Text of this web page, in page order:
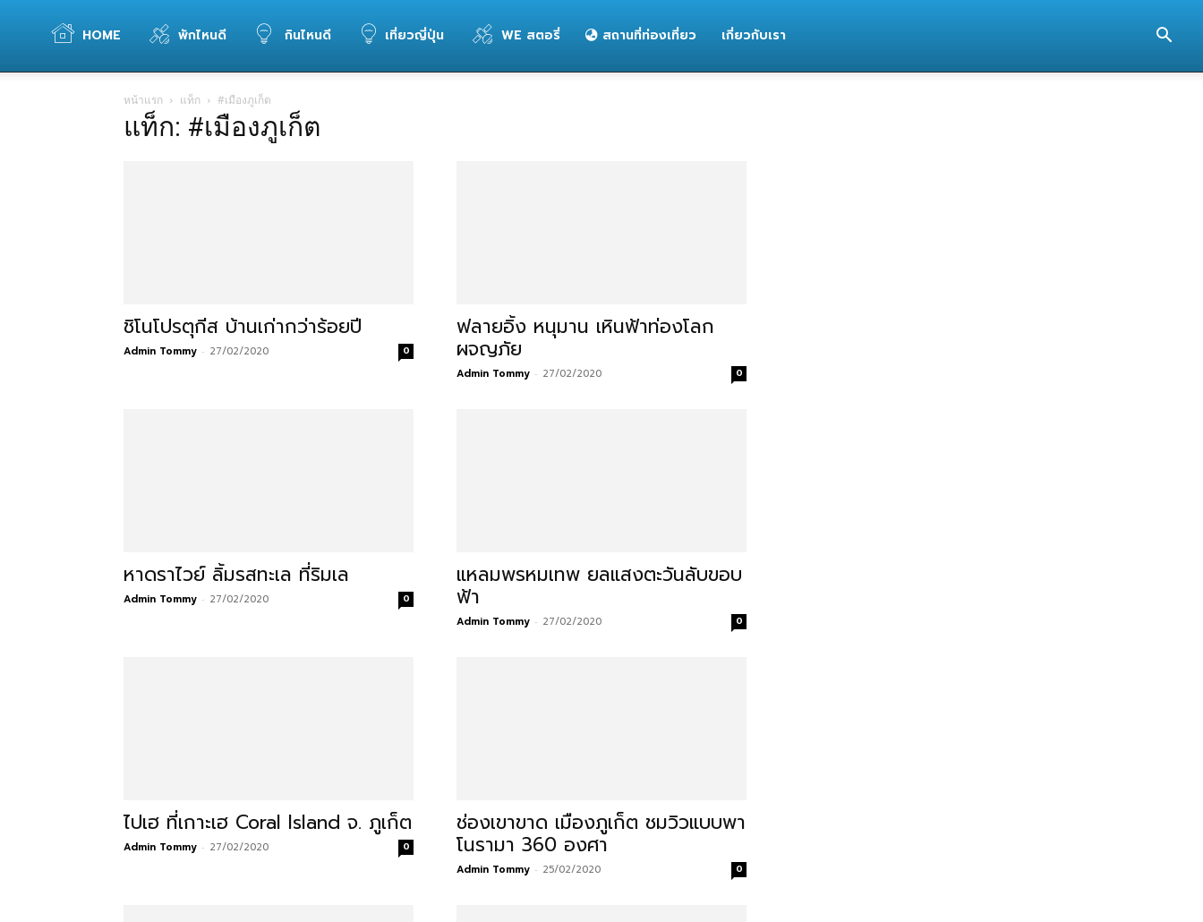
WELOVETOGO
HOME พักไหนดี กินไหนดี เที่ยวญี่ปุ่น WE สตอรี่ สถานที่ท่องเที่ยว เกี่ยวกับเรา
หน้าแรก แท็ก #เมืองภูเก็ต
แท็ก: #เมืองภูเก็ต
ชิโนโปรตุกีส บ้านเก่ากว่าร้อยปี
Admin Tommy - 27/02/2020 0
ฟลายอิ้ง หนุมาน เหินฟ้าท่องโลก
ผจญภัย
Admin Tommy - 27/02/2020 0
หาดราไวย์ ลิ้มรสทะเล ที่ริมเล
Admin Tommy - 27/02/2020 0
แหลมพรหมเทพ ยลแสงตะวันลับขอบ
ฟ้า
Admin Tommy - 27/02/2020 0
ไปเฮ ที่เกาะเฮ Coral Island จ. ภูเก็ต
Admin Tommy - 27/02/2020 0
ช่องเขาขาด เมืองภูเก็ต ชมวิวแบบพา
โนรามา 360 องศา
Admin Tommy - 25/02/2020 0